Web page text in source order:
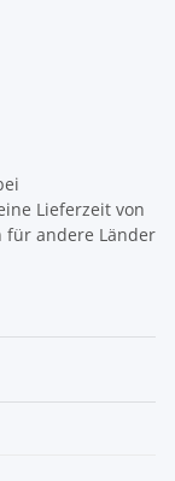
Lieferzeit von
für andere Länder